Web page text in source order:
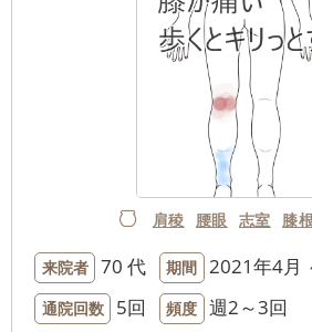
肩稜 腰眼 志室 膝根
来院者 70 代 期間 2021年4月
通院回数 5回 頻度 週2～3回